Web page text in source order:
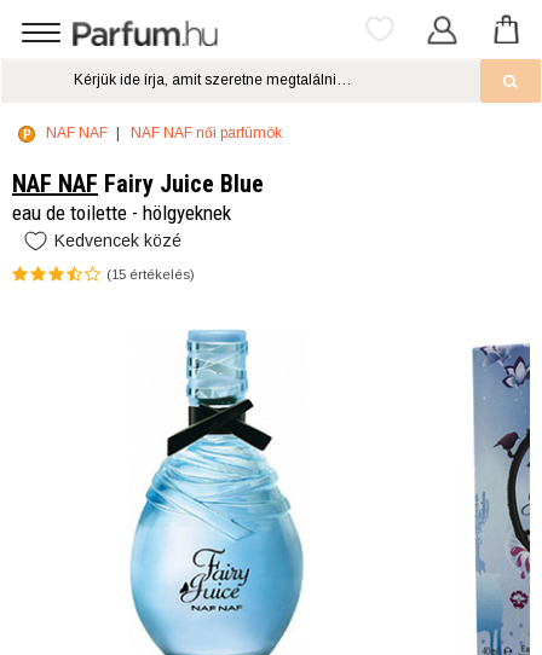
NAF NAF NAF NAF női parfümök
NAF NAF Fairy Juice Blue
eau de toilette - hölgyeknek
Kedvencek közé
(15 értékelés)